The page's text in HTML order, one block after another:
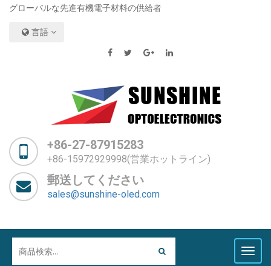
グローバルな先進有機電子材料の供給者
言語
+86-27-87915283
+86-15972929998(営業ホットライン)
郵送してください
sales@sunshine-oled.com